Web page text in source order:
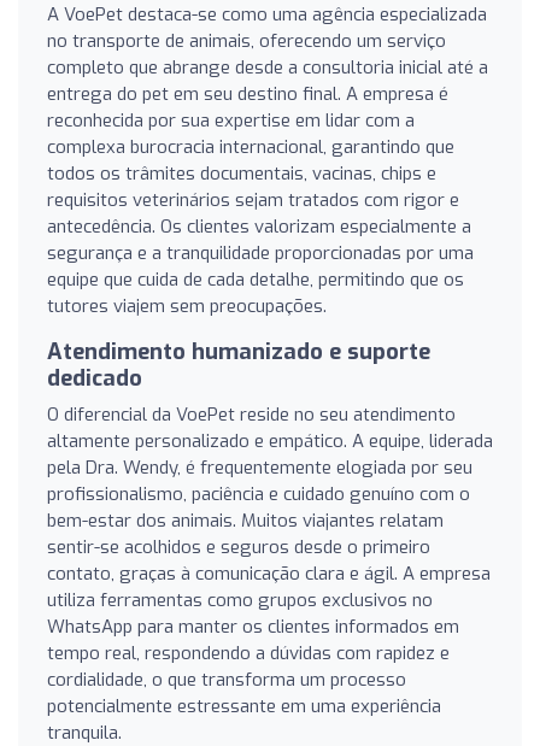
A VoePet destaca-se como uma agência especializada
no transporte de animais, oferecendo um serviço
completo que abrange desde a consultoria inicial até a
entrega do pet em seu destino final. A empresa é
reconhecida por sua expertise em lidar com a
complexa burocracia internacional, garantindo que
todos os trâmites documentais, vacinas, chips e
requisitos veterinários sejam tratados com rigor e
antecedência. Os clientes valorizam especialmente a
segurança e a tranquilidade proporcionadas por uma
equipe que cuida de cada detalhe, permitindo que os
tutores viajem sem preocupações.
Atendimento humanizado e suporte
dedicado
O diferencial da VoePet reside no seu atendimento
altamente personalizado e empático. A equipe, liderada
pela Dra. Wendy, é frequentemente elogiada por seu
profissionalismo, paciência e cuidado genuíno com o
bem-estar dos animais. Muitos viajantes relatam
sentir-se acolhidos e seguros desde o primeiro
contato, graças à comunicação clara e ágil. A empresa
utiliza ferramentas como grupos exclusivos no
WhatsApp para manter os clientes informados em
tempo real, respondendo a dúvidas com rapidez e
cordialidade, o que transforma um processo
potencialmente estressante em uma experiência
tranquila.